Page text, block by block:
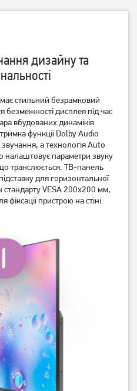
Телевізор OzoneHD
10 599грн
8 479грн
Телевізор Satelit
32H9500GS (Smart)
6 599грн
6 177грн
дизайну та
стильний безрамковий
безмежності дисплея під час
вбудованих динаміків
функції Dolby Audio
а технологія Auto
параметри звуку
транслюється. ТВ-панель
для горизонтальної
VESA 200x200 мм,
фіксації пристрою на стіні.